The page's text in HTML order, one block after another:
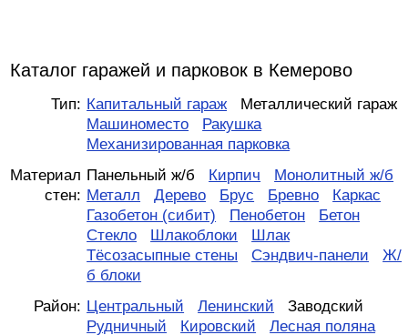
Каталог гаражей и парковок в Кемерово
Тип: Капитальный гараж
Металлический гараж
Машиноместо
Ракушка
Механизированная парковка
Материал
стен:
Панельный ж/б Кирпич
Монолитный ж/б
Металл
Дерево Брус Бревно
Каркас
Газобетон (сибит)
Пенобетон
Бетон
Стекло
Шлакоблоки
Шлак
Тёсозасыпные стены
Сэндвич-панели
Ж/
б блоки
Район: Центральный Ленинский
Заводский
Рудничный
Кировский Лесная поляна